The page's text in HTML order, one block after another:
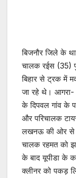
बिजनौर जिले के
चालक रईस (35)
बिहार से ट्रक में
जा रहे थे। आगरा-
के दिपवल गांव के
और परिचालक
लखनऊ की ओर से
चालक रहमत को
के बाद यूपीडा के
क्लीनर को पकड़